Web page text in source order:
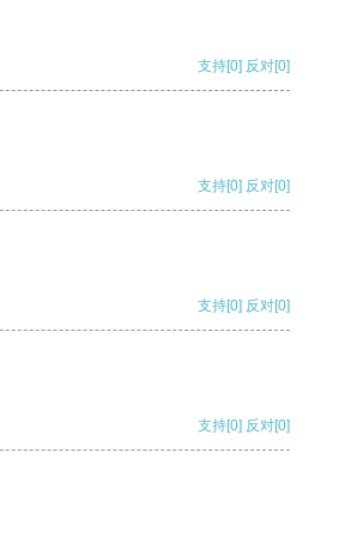
支持[0] 反对[0]
支持[0] 反对[0]
支持[0] 反对[0]
支持[0] 反对[0]